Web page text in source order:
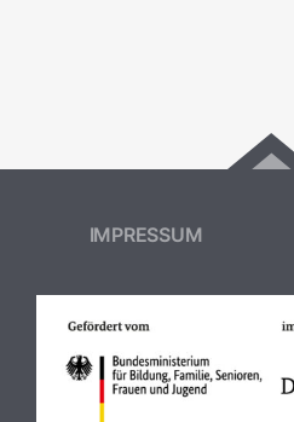
IMPRESSUM